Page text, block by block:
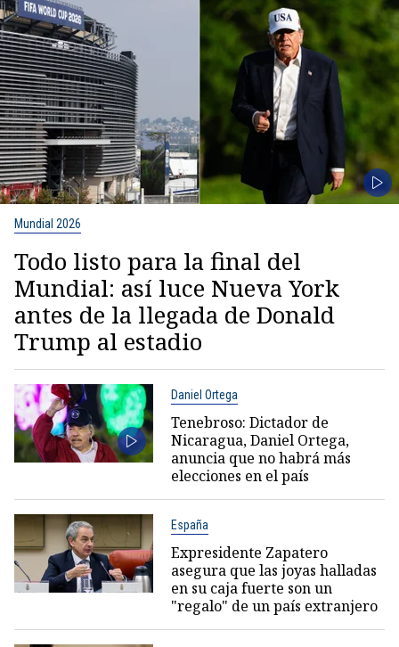
Mundial 2026
Todo listo para la final del
Mundial: así luce Nueva York
antes de la llegada de Donald
Trump al estadio
Daniel Ortega
Tenebroso: Dictador de
Nicaragua, Daniel Ortega,
anuncia que no habrá más
elecciones en el país
España
Expresidente Zapatero
asegura que las joyas halladas
en su caja fuerte son un
"regalo" de un país extranjero